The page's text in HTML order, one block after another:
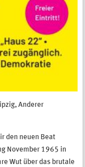
Anderer
den neuen Beat
November 1965 in
Wut über das brutale